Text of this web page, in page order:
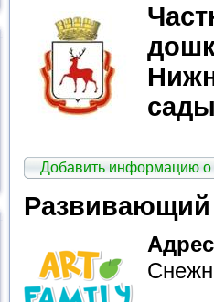
Добавить информацию о
Развивающий